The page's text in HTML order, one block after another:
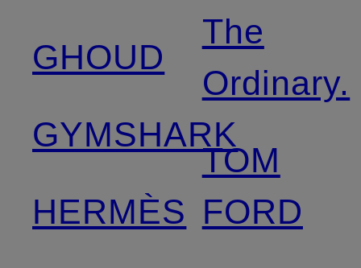
GHOUD
GYMSHARK
HERMÈS
The
Ordinary.
TOM
FORD